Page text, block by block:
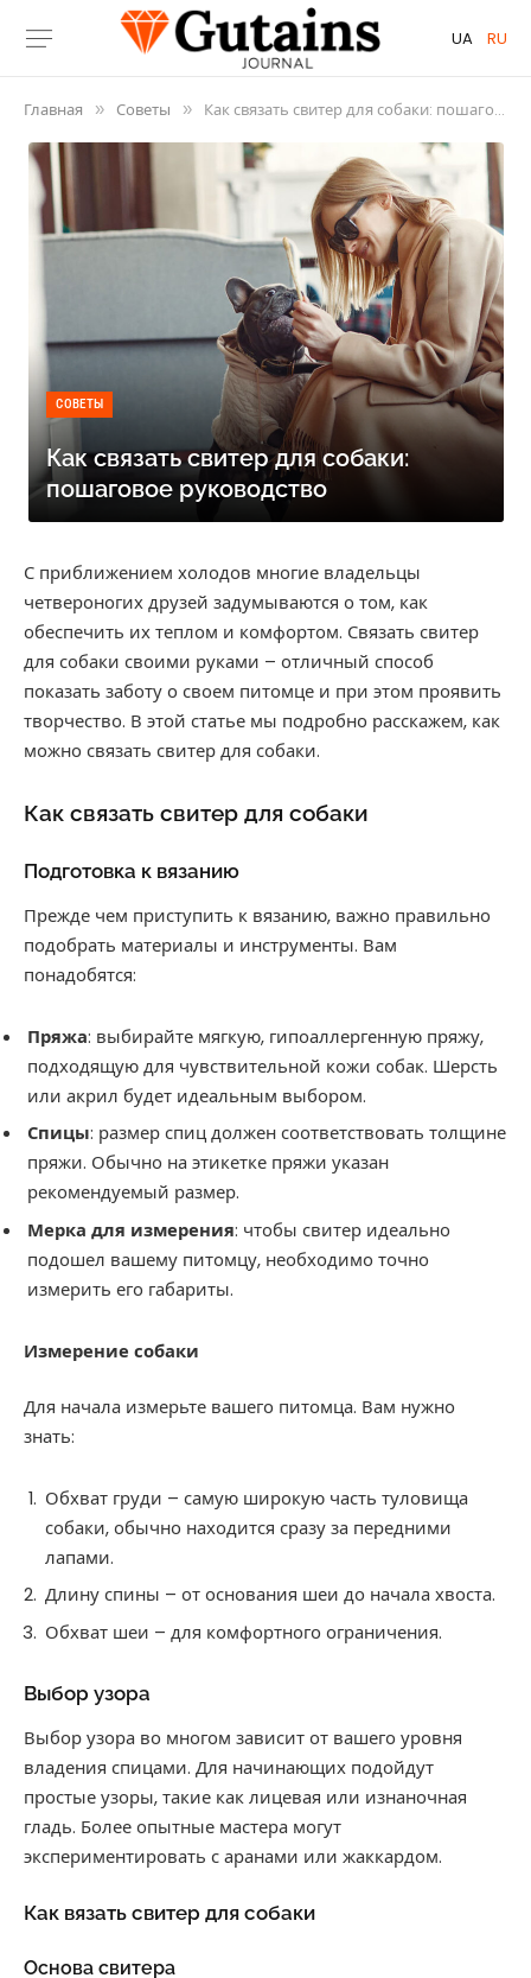
UA RU
Главная » Советы » Как связать свитер для собаки: пошаговое руководство
СОВЕТЫ
Как связать свитер для собаки:
пошаговое руководство
С приближением холодов многие владельцы
четвероногих друзей задумываются о том, как
обеспечить их теплом и комфортом. Связать свитер
для собаки своими руками – отличный способ
показать заботу о своем питомце и при этом проявить
творчество. В этой статье мы подробно расскажем, как
можно связать свитер для собаки.
Как связать свитер для собаки
Подготовка к вязанию
Прежде чем приступить к вязанию, важно правильно
подобрать материалы и инструменты. Вам
понадобятся:
Пряжа: выбирайте мягкую, гипоаллергенную пряжу,
подходящую для чувствительной кожи собак. Шерсть
или акрил будет идеальным выбором.
Спицы: размер спиц должен соответствовать толщине
пряжи. Обычно на этикетке пряжи указан
рекомендуемый размер.
Мерка для измерения: чтобы свитер идеально
подошел вашему питомцу, необходимо точно
измерить его габариты.
Измерение собаки
Для начала измерьте вашего питомца. Вам нужно
знать:
Обхват груди – самую широкую часть туловища
собаки, обычно находится сразу за передними
лапами.
Длину спины – от основания шеи до начала хвоста.
Обхват шеи – для комфортного ограничения.
Выбор узора
Выбор узора во многом зависит от вашего уровня
владения спицами. Для начинающих подойдут
простые узоры, такие как лицевая или изнаночная
гладь. Более опытные мастера могут
экспериментировать с аранами или жаккардом.
Как вязать свитер для собаки
Основа свитера